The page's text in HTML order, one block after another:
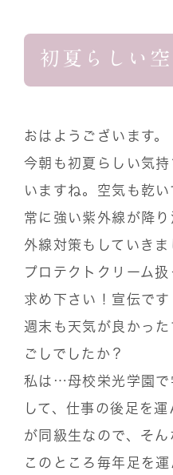
初夏らしい空
おはようございます。
今朝も初夏らしい気
いますね。空気も乾
常に強い紫外線が降
外線対策もしていき
プロテクトクリーム
求め下さい！宣伝です
週末も天気が良かっ
ごしでしたか？
私は…母校栄光学園で
して、仕事の後足を
が同級生なので、そん
このところ毎年足を